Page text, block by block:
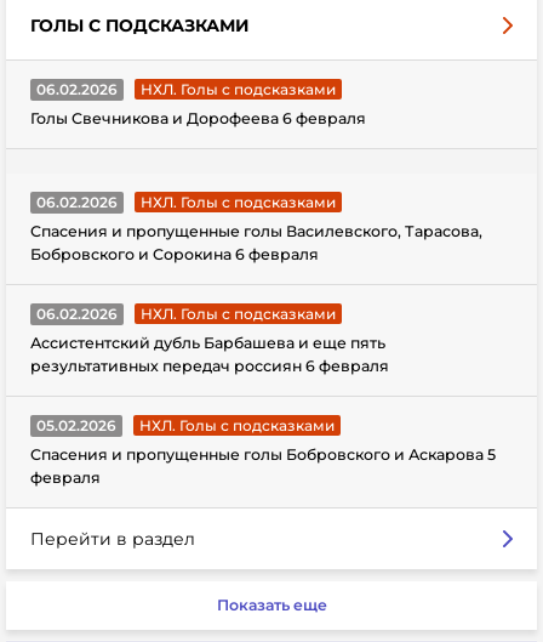
ГОЛЫ С ПОДСКАЗКАМИ
06.02.2026
НХЛ. Голы с подсказками
Голы Свечникова и Дорофеева 6 февраля
06.02.2026
НХЛ. Голы с подсказками
Спасения и пропущенные голы Василевского, Тарасова,
Бобровского и Сорокина 6 февраля
06.02.2026
НХЛ. Голы с подсказками
Ассистентский дубль Барбашева и еще пять
результативных передач россиян 6 февраля
05.02.2026
НХЛ. Голы с подсказками
Спасения и пропущенные голы Бобровского и Аскарова 5
февраля
Перейти в раздел
Показать еще